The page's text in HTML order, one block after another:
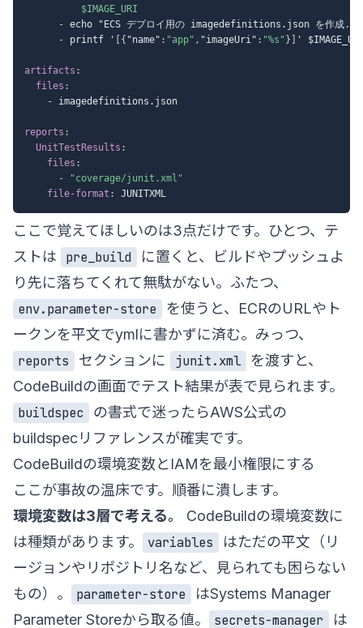
          $IMAGE_URI
- echo "ECS デプロイ用の imagedefinitions.json を作成...
- printf ' { "name" : "app" , "imageUri" : "%s" } '
artifacts :
files :
- imagedefinitions.json
reports :
UnitTestResults :
files :
-
"coverage/junit.xml"
file-format :
ここで覚えてほしいのは3点だけです。ひとつ、テ
ストは
pre_build
に置くと、ビルドやプッシュよ
り先に落ちてくれて無駄がない。ふたつ、
env.parameter-store
を使うと、ECRのURLやト
ークンを平文でymlに書かずに済む。みっつ、
reports
セクションに junit.xml
を渡すと、
CodeBuildの画面でテスト結果が表で見られます。
buildspec
の書式で迷ったらAWS公式の
buildspecリファレンスが確実です。
CodeBuildの環境変数とIAMを最小権限にする
ここが事故の温床です。順番に潰します。
環境変数は3層で考える。
CodeBuildの環境変数に
は種類があります。
variables
はただの平文（リ
ージョンやリポジトリ名など、見られても困らない
もの）。
parameter-store
はSystems Manager
Parameter Storeから取る値。
secrets-manager
は